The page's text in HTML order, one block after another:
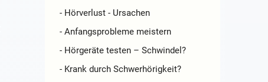
- Hörverlust - Ursachen
- Anfangsprobleme meistern
- Hörgeräte testen – Schwindel?
- Krank durch Schwerhörigkeit?